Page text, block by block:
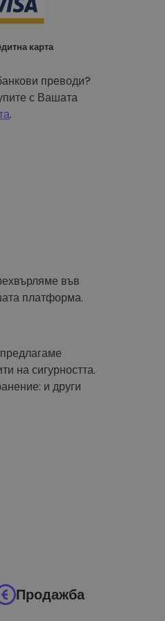
карта
преводи?
с Вашата
.
във
платформа.
на сигурността.
и други
Продажба